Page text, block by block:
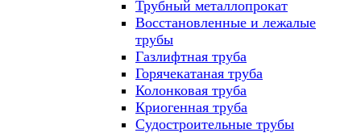
Трубный металлопрокат
Восстановленные и лежалые
трубы
Газлифтная труба
Горячекатаная труба
Колонковая труба
Криогенная труба
Судостроительные трубы